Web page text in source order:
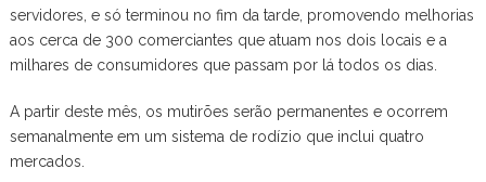
servidores, e só terminou no fim da tarde, promovendo melhorias
aos cerca de 300 comerciantes que atuam nos dois locais e a
milhares de consumidores que passam por lá todos os dias.
A partir deste mês, os mutirões serão permanentes e ocorrem
semanalmente em um sistema de rodízio que inclui quatro
mercados.